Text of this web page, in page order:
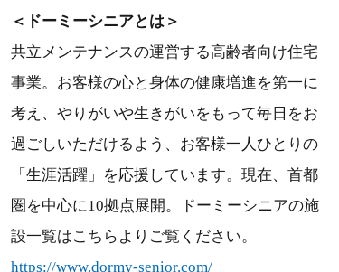
＜ドーミーシニアとは＞
共立メンテナンスの運営する高齢者向け住宅
事業。お客様の心と身体の健康増進を第一に
考え、やりがいや生きがいをもって毎日をお
過ごしいただけるよう、お客様一人ひとりの
「生涯活躍」を応援しています。現在、首都
圏を中心に10拠点展開。ドーミーシニアの施
設一覧はこちらよりご覧ください。
https://www.dormy-senior.com/